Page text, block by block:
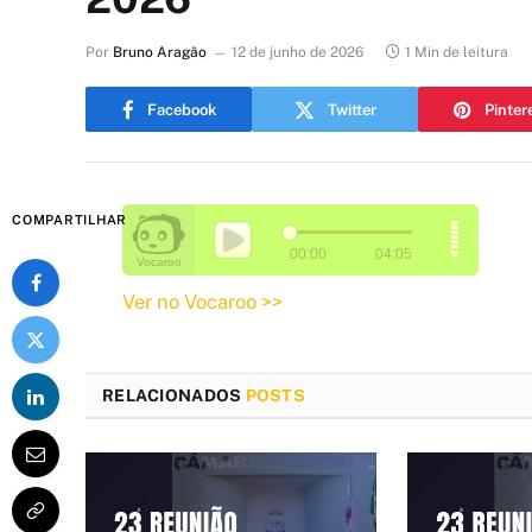
Por Bruno Aragão 12 de junho de 2026 1 Min de leitura
Facebook Twitter
COMPARTILHAR
Ver no Vocaroo >>
RELACIONADOS POSTS